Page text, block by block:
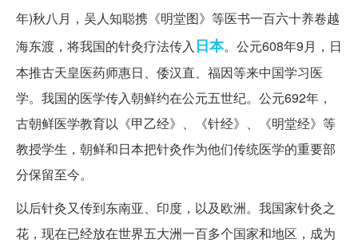
年)秋八月，吴人知聪携《明堂图》等医书一百六十养卷越
海东渡，将我国的针灸疗法传入 日本。公元608年9月，日
本推古天皇医药师惠日、倭汉直、福因等来中国学习医
学。我国的医学传入朝鲜约在公元五世纪。公元692年，
古朝鲜医学教育以《甲乙经》、《针经》、《明堂经》等
教授学生，朝鲜和日本把针灸作为他们传统医学的重要部
分保留至今。
以后针灸又传到东南亚、印度，以及欧洲。我国家针灸之
花，现在已经放在世界五大洲一百多个国家和地区，成为